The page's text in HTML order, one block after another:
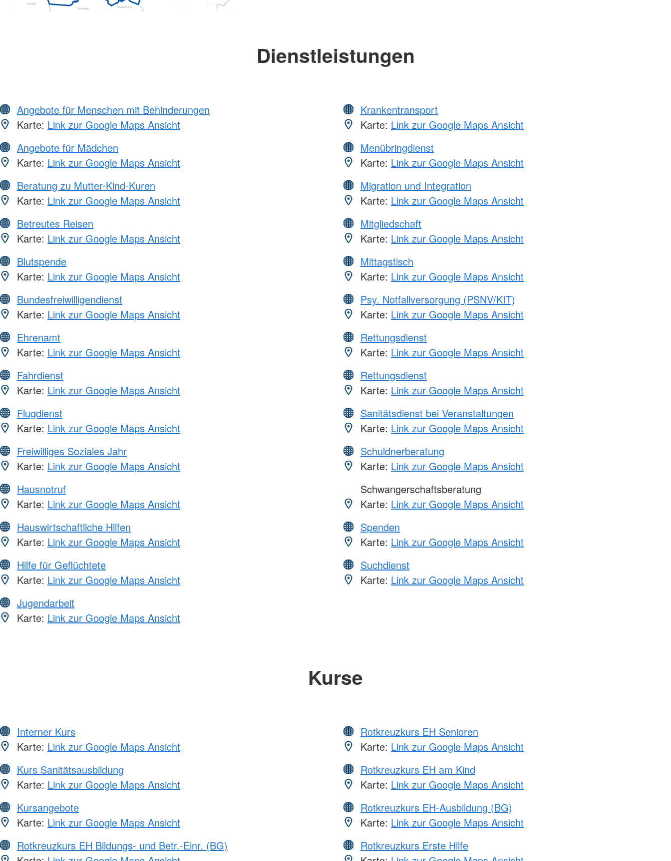
Dienstleistungen
Angebote für Menschen mit Behinderungen
Karte: Link zur Google Maps Ansicht
Angebote für Mädchen
Karte: Link zur Google Maps Ansicht
Beratung zu Mutter-Kind-Kuren
Karte: Link zur Google Maps Ansicht
Betreutes Reisen
Karte: Link zur Google Maps Ansicht
Blutspende
Karte: Link zur Google Maps Ansicht
Bundesfreiwilligendienst
Karte: Link zur Google Maps Ansicht
Ehrenamt
Karte: Link zur Google Maps Ansicht
Fahrdienst
Karte: Link zur Google Maps Ansicht
Flugdienst
Karte: Link zur Google Maps Ansicht
Freiwilliges Soziales Jahr
Karte: Link zur Google Maps Ansicht
Hausnotruf
Karte: Link zur Google Maps Ansicht
Hauswirtschaftliche Hilfen
Karte: Link zur Google Maps Ansicht
Hilfe für Geflüchtete
Karte: Link zur Google Maps Ansicht
Jugendarbeit
Karte: Link zur Google Maps Ansicht
Krankentransport
Karte: Link zur Google Maps Ansicht
Menübringdienst
Karte: Link zur Google Maps Ansicht
Migration und Integration
Karte: Link zur Google Maps Ansicht
Mitgliedschaft
Karte: Link zur Google Maps Ansicht
Mittagstisch
Karte: Link zur Google Maps Ansicht
Psy. Notfallversorgung (PSNV/KIT)
Karte: Link zur Google Maps Ansicht
Rettungsdienst
Karte: Link zur Google Maps Ansicht
Rettungsdienst
Karte: Link zur Google Maps Ansicht
Sanitätsdienst bei Veranstaltungen
Karte: Link zur Google Maps Ansicht
Schuldnerberatung
Karte: Link zur Google Maps Ansicht
Schwangerschaftsberatung
Karte: Link zur Google Maps Ansicht
Spenden
Karte: Link zur Google Maps Ansicht
Suchdienst
Karte: Link zur Google Maps Ansicht
Kurse
Interner Kurs
Karte: Link zur Google Maps Ansicht
Kurs Sanitätsausbildung
Karte: Link zur Google Maps Ansicht
Kursangebote
Karte: Link zur Google Maps Ansicht
Rotkreuzkurs EH Bildungs- und Betr.-Einr. (BG)
Rotkreuzkurs EH Senioren
Karte: Link zur Google Maps Ansicht
Rotkreuzkurs EH am Kind
Karte: Link zur Google Maps Ansicht
Rotkreuzkurs EH-Ausbildung (BG)
Karte: Link zur Google Maps Ansicht
Rotkreuzkurs Erste Hilfe